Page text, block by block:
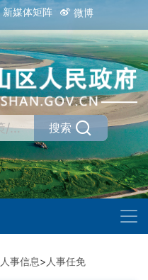
新媒体矩阵 微博
搜索
人事信息> 人事任免